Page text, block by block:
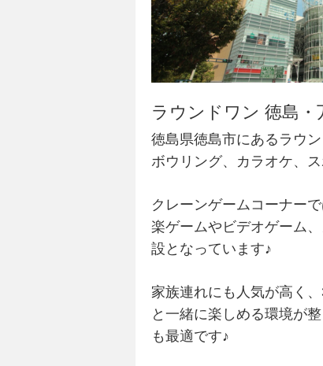
ラウンドワン 徳島・
徳島県徳島市にあるラウ
ボウリング、カラオケ、
クレーンゲームコーナー
楽ゲームやビデオゲーム
設となっています♪
家族連れにも人気が高く
と一緒に楽しめる環境が
も最適です♪